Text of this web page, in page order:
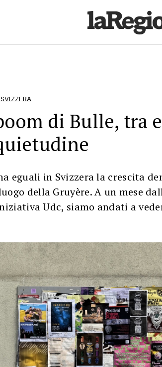
SVIZZERA
di Bulle, tra
eguali in Svizzera la crescita
della Gruyère. A un mese
Udc, siamo andati a